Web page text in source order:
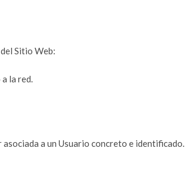
Sitio Web:
la red.
a un Usuario concreto e identificado.